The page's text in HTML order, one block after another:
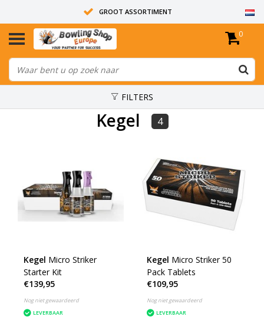
GROOT ASSORTIMENT
14 DAGEN RETOUR RECHT
ALLE BOWLINGBALLEN ZIJN ONGEBOORD
0
FILTERS
Kegel 4
Kegel Micro Striker
Starter Kit
€139,95
Nog niet gewaardeerd
LEVERBAAR
Kegel Micro Striker 50
Pack Tablets
€109,95
Nog niet gewaardeerd
LEVERBAAR